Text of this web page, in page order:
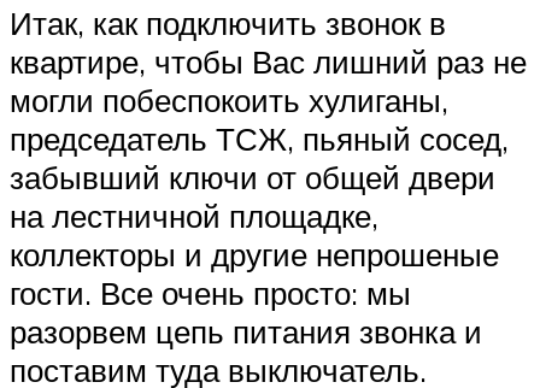
Итак, как подключить звонок в
квартире, чтобы Вас лишний раз не
могли побеспокоить хулиганы,
председатель ТСЖ, пьяный сосед,
забывший ключи от общей двери
на лестничной площадке,
коллекторы и другие непрошеные
гости. Все очень просто: мы
разорвем цепь питания звонка и
поставим туда выключатель.